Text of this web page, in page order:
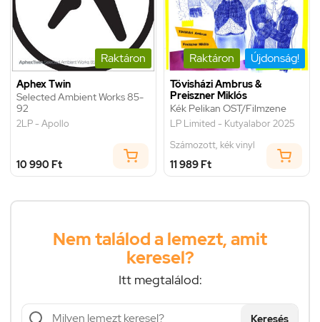
Raktáron
Aphex Twin
Selected Ambient Works 85-
92
2LP - Apollo
10 990 Ft
Raktáron Újdonság!
Tövisházi Ambrus &
Preiszner Miklós
Kék Pelikan OST/Filmzene
LP Limited - Kutyalabor 2025
Számozott, kék vinyl
11 989 Ft
Nem találod a lemezt, amit
keresel?
Itt megtalálod:
Keresés